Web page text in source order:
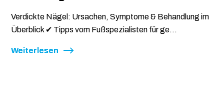
Verdickte Nägel: Ursachen, Symptome & Behandlung im
Überblick ✔ Tipps vom Fußspezialisten für ge...
Weiterlesen